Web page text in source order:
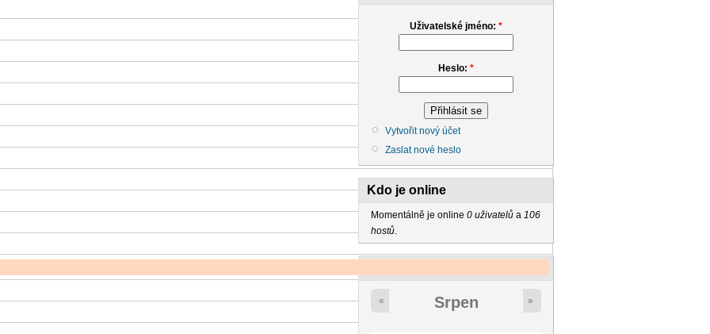
Uživatelské jméno: *
Heslo: *
Vytvořit nový účet
Zaslat nové heslo
Kdo je online
Momentálně je online 0 uživatelů a 106
hostů.
« Srpen »